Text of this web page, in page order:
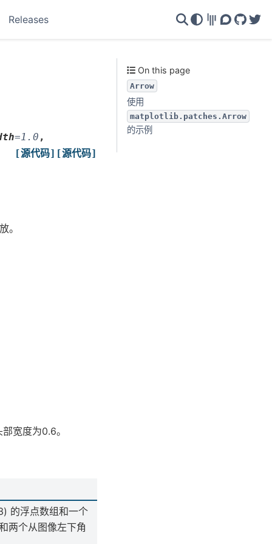
Releases
GitterDiscourse
GitHub
=1.0 ,
[源代码]
[源代码]
。
宽度为0.6。
的浮点数组和一个
两个从图像左下角
On this page
Arrow
使用
matplotlib.patches.Arrow
的示例